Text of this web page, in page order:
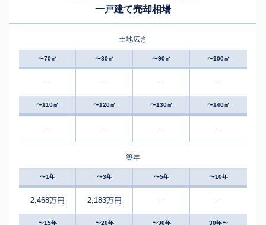
一戸建て売却相場
土地広さ
〜70㎡ 〜80㎡ 〜90㎡ 〜100㎡
- - - -
〜110㎡ 〜120㎡ 〜130㎡ 〜140㎡
- - - -
築年
〜1年 〜3年 〜5年 〜10年
2,468万円 2,183万円 - -
〜15年 〜20年 〜30年 30年〜